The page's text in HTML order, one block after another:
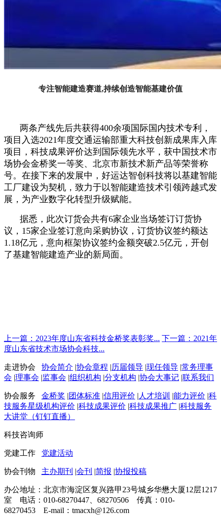
专注智能建造赛道,持续创造智能基建价值
两条产线先后共获得400余项国际国内技术专利，
项目入选2021年度交通运输部重大科技创新成果库入库
项目，科技成果评价达到国际领先水平，获中国技术市
场协会金桥奖一等奖、北京市新技术新产品等荣誉称
号。在接下来的发展中，好运达智创科技将以基建智能
工厂建设为契机，致力于以智能建造技术引领跨越式发
展，为产业数字化转型升级赋能。
据悉，此次订货会共有6家企业当场签订订货协
议，15家企业签订意向采购协议，订货协议签约额达
1.18亿元，意向框架协议签约金额突破2.5亿元，开创
了基建智能建造产业的新局面。
上一篇：2023年度山东省科技金桥奖表彰奖... 下一篇：2021年
度山东省技术市场协会科技...
走进协会 协会简介 |协会章程 |历届领导 |现任领导 |常务理事
会 |理事会 |监事会 |组织机构 |分支机构 |协会大事记 |联系我们
协会服务 金桥奖 |团体标准 |信用评价 | 人才培训 |能力评价 |科
技服务星级机构评价 |科技成果评价 |科技成果推广 |科技服务
大讲堂（钉钉直播）
科技咨询师
党建工作 党建活动
协会刊物 主办期刊 |会刊 |简报 |协报投稿
办公地址：北京市海淀区复兴路甲23号城乡华懋大厦12层1217
室 电话：010-68270447、68270506 传真：010-
68270453 E-mail：tmacxh@126.com